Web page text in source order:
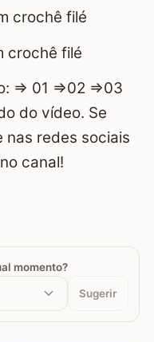
⇒ 01 ⇒02 ⇒03
do vídeo. Se
redes sociais
canal!
momento?
Sugerir